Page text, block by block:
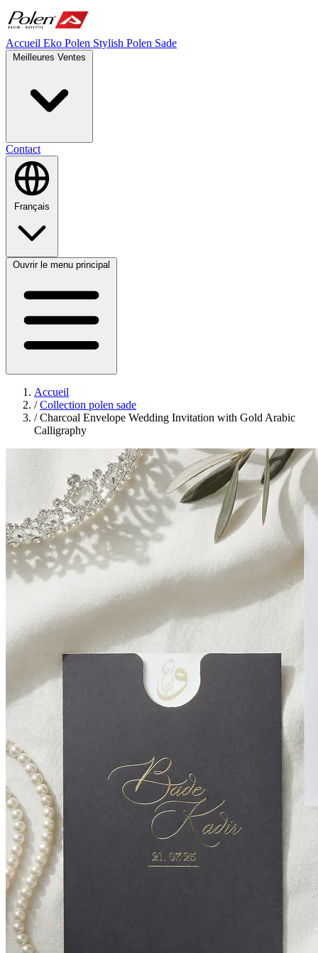
Accueil Eko Polen Stylish Polen Sade
Contact
Ouvrir le menu principal
Accueil
/ Collection polen sade
/ Charcoal Envelope Wedding Invitation with Gold Arabic
Calligraphy